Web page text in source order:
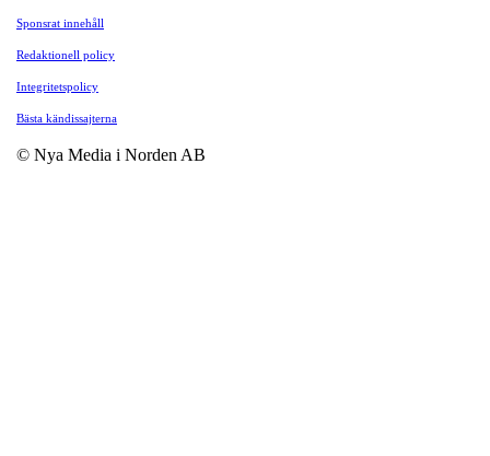
Sponsrat innehåll
Redaktionell policy
Integritetspolicy
Bästa kändissajterna
© Nya Media i Norden AB